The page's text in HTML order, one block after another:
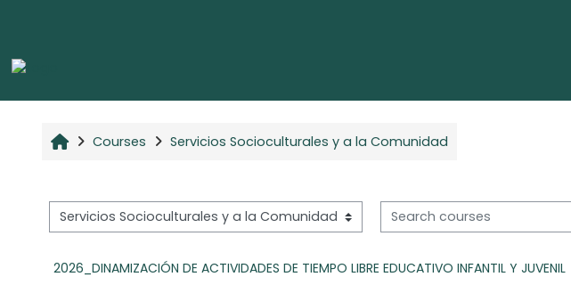
HomeCourses Servicios Socioculturales y a la Comunidad
Course categories
Search courses
2026_DINAMIZACIÓN DE ACTIVIDADES DE TIEMPO LIBRE EDUCATIVO INFANTIL Y JUVENIL